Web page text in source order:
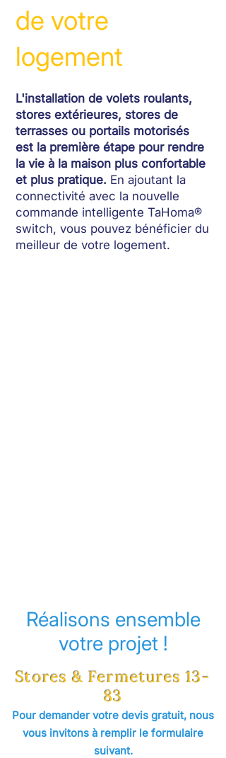
de votre
logement
L'installation de volets roulants,
stores extérieures, stores de
terrasses ou portails motorisés
est la première étape pour rendre
la vie à la maison plus confortable
et plus pratique. En ajoutant la
connectivité avec la nouvelle
commande intelligente TaHoma®
switch, vous pouvez bénéficier du
meilleur de votre logement.
Réalisons ensemble
votre projet !
Stores & Fermetures 13-
83
Pour demander votre devis gratuit, nous
vous invitons à remplir le formulaire
suivant.